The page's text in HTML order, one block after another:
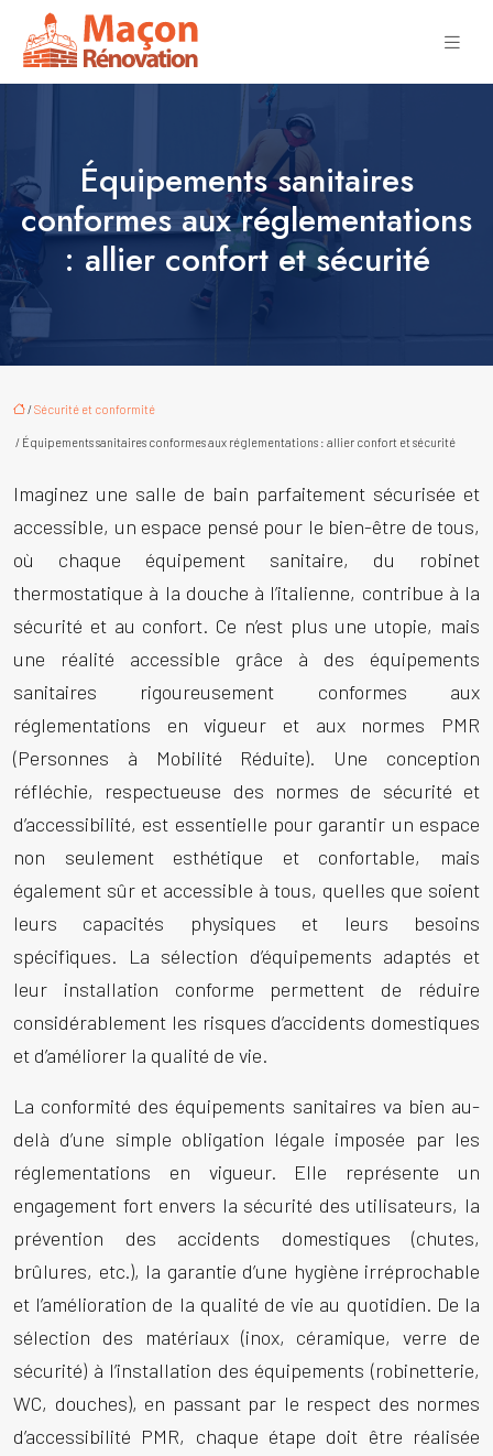
Équipements sanitaires
conformes aux réglementations
: allier confort et sécurité
/Sécurité et conformité
/ Équipements sanitaires conformes aux réglementations : allier confort et sécurité
Imaginez une salle de bain parfaitement sécurisée et
accessible, un espace pensé pour le bien-être de tous,
où chaque équipement sanitaire, du robinet
thermostatique à la douche à l’italienne, contribue à la
sécurité et au confort. Ce n’est plus une utopie, mais
une réalité accessible grâce à des équipements
sanitaires rigoureusement conformes aux
réglementations en vigueur et aux normes PMR
(Personnes à Mobilité Réduite). Une conception
réfléchie, respectueuse des normes de sécurité et
d’accessibilité, est essentielle pour garantir un espace
non seulement esthétique et confortable, mais
également sûr et accessible à tous, quelles que soient
leurs capacités physiques et leurs besoins
spécifiques. La sélection d’équipements adaptés et
leur installation conforme permettent de réduire
considérablement les risques d’accidents domestiques
et d’améliorer la qualité de vie.
La conformité des équipements sanitaires va bien au-
delà d’une simple obligation légale imposée par les
réglementations en vigueur. Elle représente un
engagement fort envers la sécurité des utilisateurs, la
prévention des accidents domestiques (chutes,
brûlures, etc.), la garantie d’une hygiène irréprochable
et l’amélioration de la qualité de vie au quotidien. De la
sélection des matériaux (inox, céramique, verre de
sécurité) à l’installation des équipements (robinetterie,
WC, douches), en passant par le respect des normes
d’accessibilité PMR, chaque étape doit être réalisée